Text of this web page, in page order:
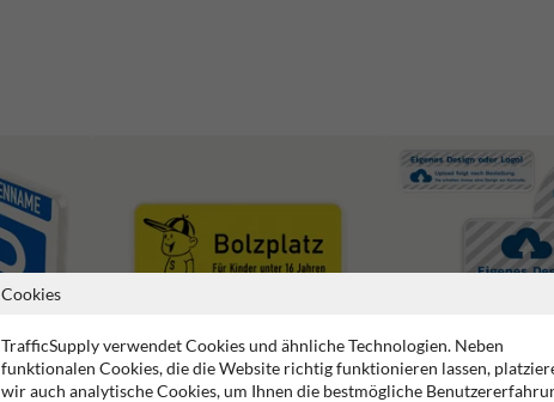
Cookies
TrafficSupply verwendet Cookies und ähnliche Technologien. Neben
funktionalen Cookies, die die Website richtig funktionieren lassen,
wir auch analytische Cookies, um Ihnen die bestmögliche